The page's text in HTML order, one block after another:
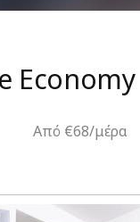
Από €68/μέρα